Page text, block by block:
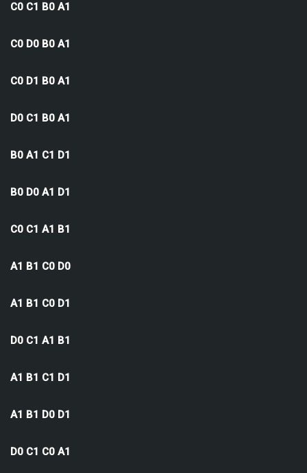
C0 C1 B0 A1
C0 D0 B0 A1
C0 D1 B0 A1
D0 C1 B0 A1
B0 A1 C1 D1
B0 D0 A1 D1
C0 C1 A1 B1
A1 B1 C0 D0
A1 B1 C0 D1
D0 C1 A1 B1
A1 B1 C1 D1
A1 B1 D0 D1
D0 C1 C0 A1